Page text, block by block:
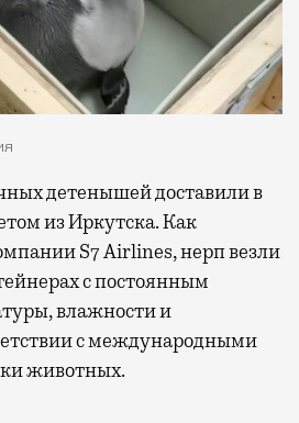
из Иркутска. Как
S7 Airlines, нерп везли
с постоянным
влажности и
с международными
животных.